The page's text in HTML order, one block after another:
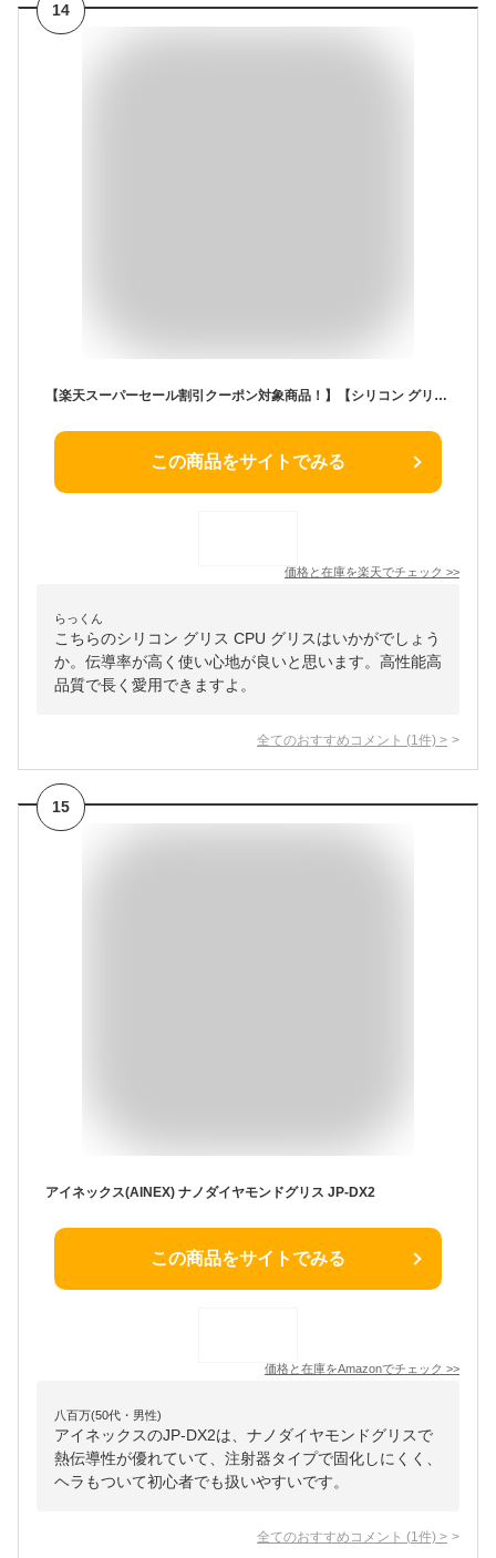
14
【楽天スーパーセール割引クーポン対象商品！】【シリコン グリス CPU グリス サーマル グリス 3g 熱 伝導率 4.8W/mx 2本 CPUグリス シリコングリス サーマルグリス ヒートシンク 3g 高性能高品質
この商品をサイトでみる
価格と在庫を楽天でチェック >>
らっくん
こちらのシリコン グリス CPU グリスはいかがでしょう
か。伝導率が高く使い心地が良いと思います。高性能高
品質で長く愛用できますよ。
全てのおすすめコメント (1 件) >
15
アイネックス(AINEX) ナノダイヤモンドグリス JP-DX2
この商品をサイトでみる
価格と在庫をAmazonでチェック >>
八百万(50代・男性)
アイネックスのJP-DX2は、ナノダイヤモンドグリスで
熱伝導性が優れていて、注射器タイプで固化しにくく、
ヘラもついて初心者でも扱いやすいです。
全てのおすすめコメント (1 件) >